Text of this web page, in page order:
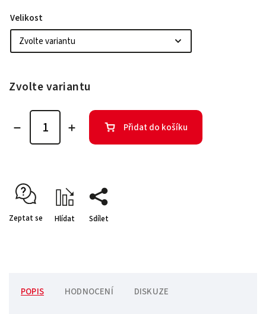
Velikost
Zvolte variantu
Přidat do košíku
Zeptat se Hlídat Sdílet
POPIS HODNOCENÍ DISKUZE